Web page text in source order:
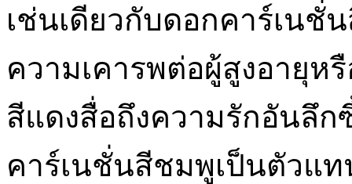
เช่นเดียวกับดอกคาร์เนชั่
ความเคารพต่อผู้สูงอายุห
สีแดงสื่อถึงความรักอันลึ
คาร์เนชั่นสีชมพูเป็นตัวแ